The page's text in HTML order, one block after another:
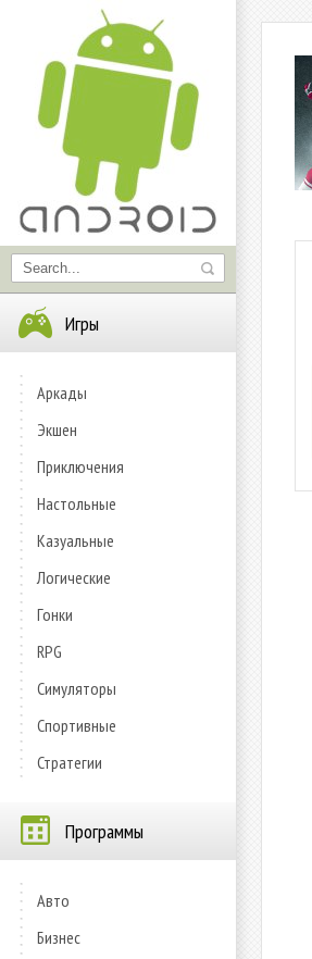
Игры
Аркады
Экшен
Приключения
Настольные
Казуальные
Логические
Гонки
RPG
Симуляторы
Спортивные
Стратегии
Программы
Авто
Бизнес